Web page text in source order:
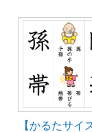
【かるたサイ